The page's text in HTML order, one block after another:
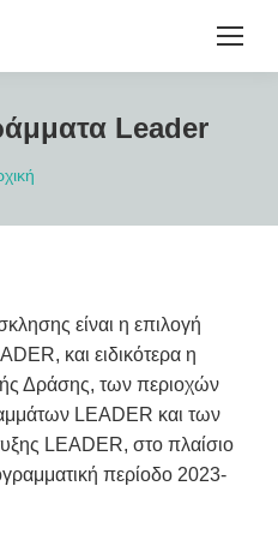
Leader
είναι η επιλογή
και ειδικότερα η
Δράσης, των περιοχών
LEADER και των
LEADER, στο πλαίσιο
περίοδο 2023-